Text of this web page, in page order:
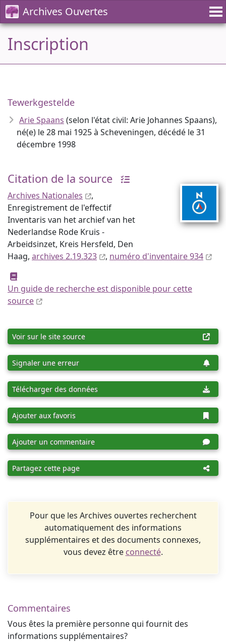
Archives Ouvertes
Inscription
Tewerkgestelde
Arie Spaans (selon l'état civil: Arie Johannes Spaans),
né(e) le 28 mai 1925 à Scheveningen, décédé le 31
décembre 1998
Citation de la source
Archives Nationales
,
Enregistrement de l'effectif
Inventaris van het archief van het
Nederlandse Rode Kruis -
Arbeidsinzet, Kreis Hersfeld, Den
Haag, archives 2.19.323 , numéro d'inventaire 934
Un guide de recherche est disponible pour cette
source
Voir sur le site source
Signaler une erreur
Télécharger des données
Ajouter aux favoris
Ajouter un commentaire
Partagez cette page
Pour que les Archives ouvertes recherchent
automatiquement des informations
supplémentaires et des documents connexes,
vous devez être connecté.
Commentaires
Vous êtes la première personne qui fournit des
informations supplémentaires?